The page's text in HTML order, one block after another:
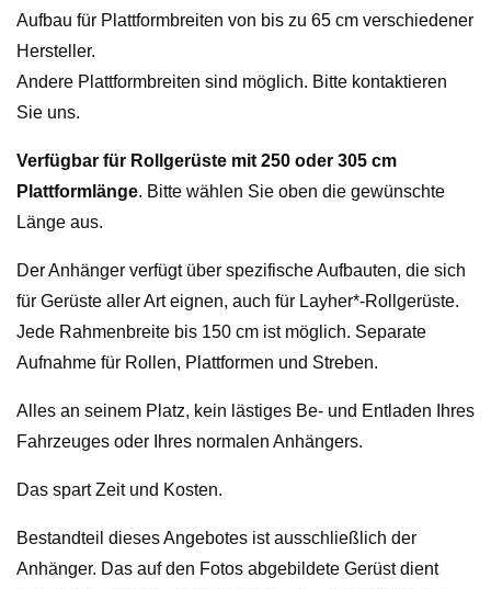
Aufbau für Plattformbreiten von bis zu 65 cm verschiedener
Hersteller.
Andere Plattformbreiten sind möglich. Bitte kontaktieren
Sie uns.
Verfügbar für Rollgerüste mit 250 oder 305 cm
Plattformlänge. Bitte wählen Sie oben die gewünschte
Länge aus.
Der Anhänger verfügt über spezifische Aufbauten, die sich
für Gerüste aller Art eignen, auch für Layher*-Rollgerüste.
Jede Rahmenbreite bis 150 cm ist möglich. Separate
Aufnahme für Rollen, Plattformen und Streben.
Alles an seinem Platz, kein lästiges Be- und Entladen Ihres
Fahrzeuges oder Ihres normalen Anhängers.
Das spart Zeit und Kosten.
Bestandteil dieses Angebotes ist ausschließlich der
Anhänger. Das auf den Fotos abgebildete Gerüst dient